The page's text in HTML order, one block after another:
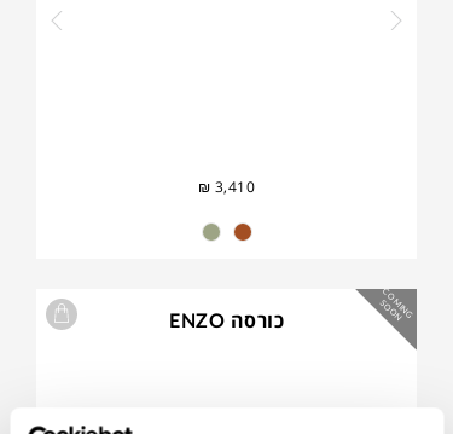
₪ 3,410
C
O
M
IN
G
S
O
O
N כורסה ENZO